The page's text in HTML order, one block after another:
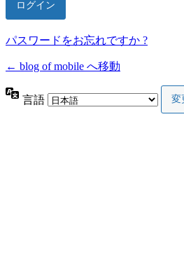
パスワードをお忘れですか ?
← blog of mobile へ移動
言語